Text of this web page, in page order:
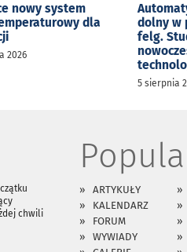
nowy system
dla
2026
dolny w
felg.
5 sierpnia
chwili
ARTYKUŁY
KALENDARZ
FORUM
WYWIADY